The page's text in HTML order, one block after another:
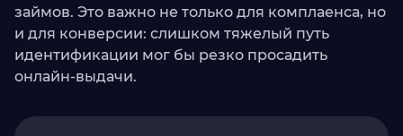
займов. Это важно не только для комплаенса, но
и для конверсии: слишком тяжелый путь
идентификации мог бы резко просадить
онлайн-выдачи.